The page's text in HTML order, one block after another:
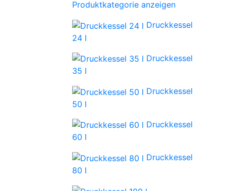
Produktkategorie anzeigen
Druckkessel
24 l
Druckkessel
35 l
Druckkessel
50 l
Druckkessel
60 l
Druckkessel
80 l